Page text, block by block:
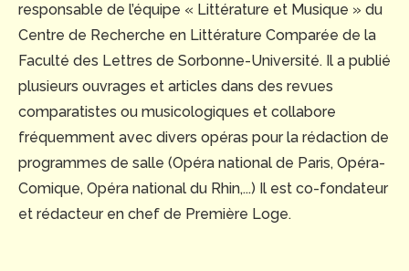
responsable de l’équipe « Littérature et Musique » du
Centre de Recherche en Littérature Comparée de la
Faculté des Lettres de Sorbonne-Université. Il a publié
plusieurs ouvrages et articles dans des revues
comparatistes ou musicologiques et collabore
fréquemment avec divers opéras pour la rédaction de
programmes de salle (Opéra national de Paris, Opéra-
Comique, Opéra national du Rhin,...) Il est co-fondateur
et rédacteur en chef de Première Loge.